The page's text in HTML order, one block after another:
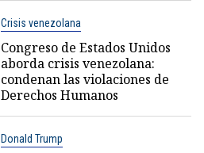
Crisis venezolana
Congreso de Estados Unidos
aborda crisis venezolana:
condenan las violaciones de
Derechos Humanos
Donald Trump